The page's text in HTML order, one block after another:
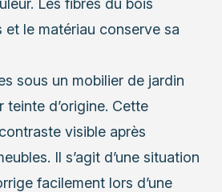
et le matériau conserve sa
sous un mobilier de jardin
teinte d’origine. Cette
visible après
Il s’agit d’une situation
facilement lors d’une